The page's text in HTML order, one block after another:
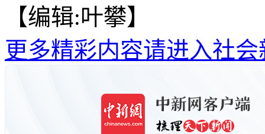
【编辑:叶攀】
更多精彩内容请进入社会